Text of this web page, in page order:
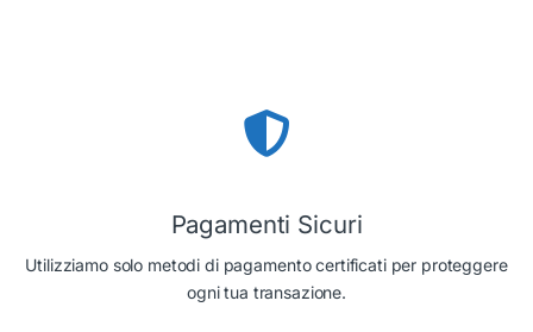
Pagamenti Sicuri
Utilizziamo solo metodi di pagamento certificati per proteggere
ogni tua transazione.